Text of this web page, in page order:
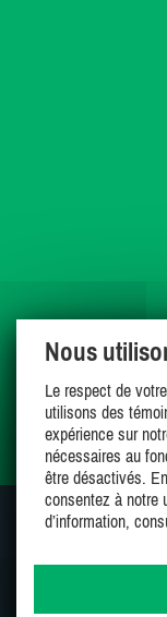
Nous
Le respect de
utilisons des
expérience sur
nécessaires au
être désactivés.
consentez à notre
d’information,